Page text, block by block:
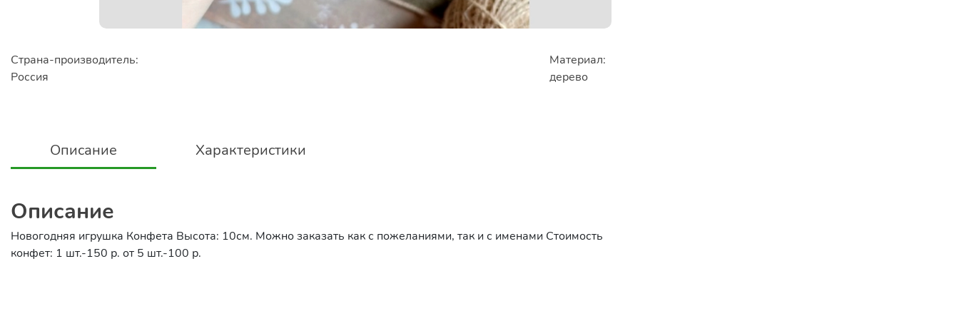
Страна-производитель:
Россия
Материал:
дерево
Описание Характеристики
Описание
Новогодняя игрушка Конфета Высота: 10см. Можно заказать как с пожеланиями, так и с именами Стоимость
конфет: 1 шт.-150 р. от 5 шт.-100 р.